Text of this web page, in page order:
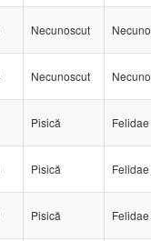
Necunoscut
Necunoscut
Pisică Felidae
Pisică Felidae
Pisică Felidae